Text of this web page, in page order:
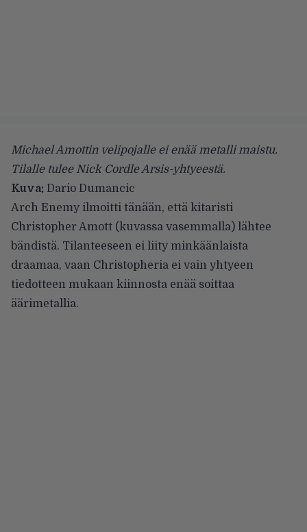
Michael Amottin velipojalle ei enää metalli maistu.
Tilalle tulee Nick Cordle Arsis-yhtyeestä.
Kuva: Dario Dumancic
Arch Enemy ilmoitti tänään, että kitaristi
Christopher Amott (kuvassa vasemmalla) lähtee
bändistä. Tilanteeseen ei liity minkäänlaista
draamaa, vaan Christopheria ei vain yhtyeen
tiedotteen mukaan kiinnosta enää soittaa
äärimetallia.